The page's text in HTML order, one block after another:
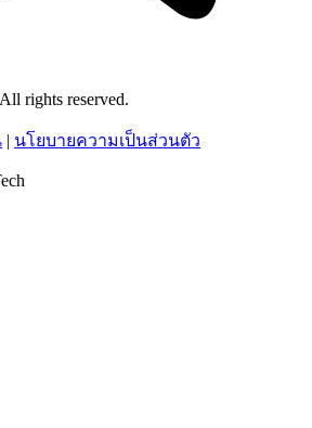
rights reserved.
นโยบายความเป็นส่วนตัว